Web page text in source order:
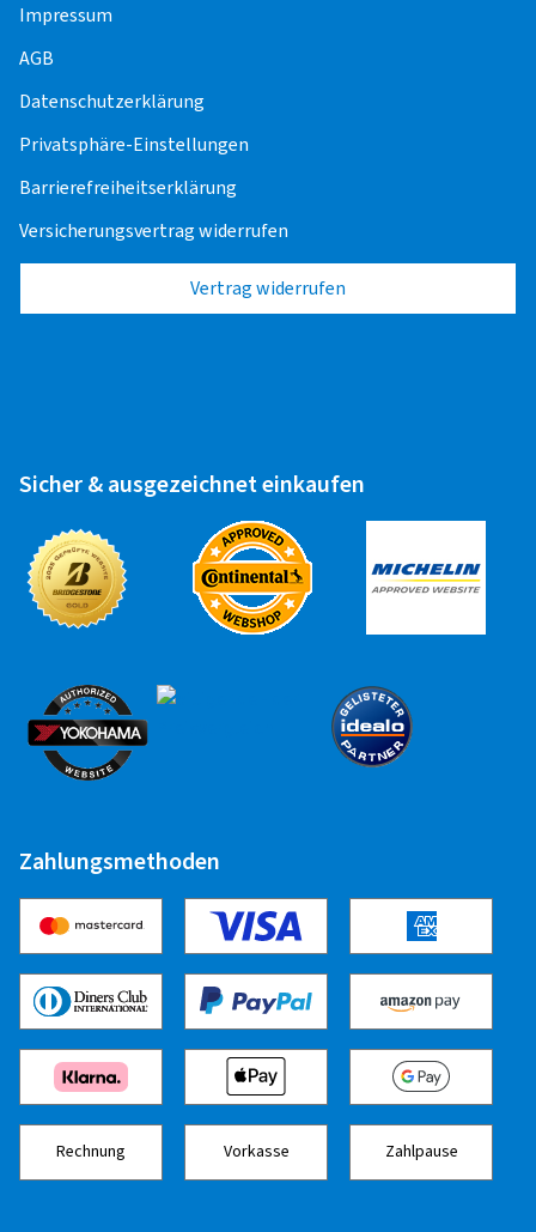
Impressum
AGB
Datenschutzerklärung
Privatsphäre-Einstellungen
Barrierefreiheitserklärung
Versicherungsvertrag widerrufen
Vertrag widerrufen
Sicher & ausgezeichnet einkaufen
Zahlungsmethoden
Rechnung Vorkasse Zahlpause